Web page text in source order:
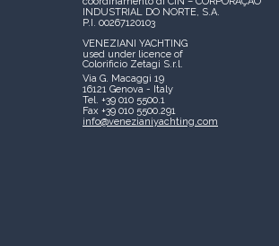
INDUSTRIAL DO NORTE, S.A.
P.I. 00267120103
VENEZIANI YACHTING
used under licence of
Colorificio Zetagi S.r.l.
Via G. Macaggi 19
16121 Genova - Italy
Tel. +39 010 5500.1
Fax +39 010 5500.291
info@venezianiyachting.com